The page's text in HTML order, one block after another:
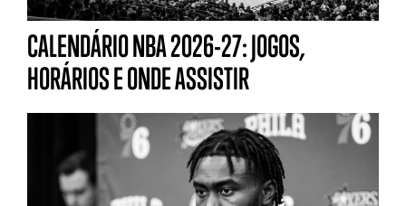
CALENDÁRIO NBA 2026-27: JOGOS,
HORÁRIOS E ONDE ASSISTIR